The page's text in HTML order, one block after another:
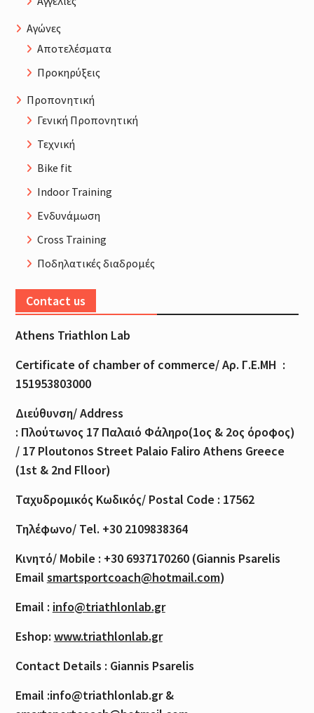
Αγώνες
Αποτελέσματα
Προκηρύξεις
Προπονητική
Γενική Προπονητική
Τεχνική
Bike fit
Indoor Training
Ενδυνάμωση
Cross Training
Ποδηλατικές διαδρομές
Contact us
Athens Triathlon Lab
Certificate of chamberof commerce/Αρ. Γ.Ε.ΜΗ :
151953803000
Διεύθυνση/ Address
: Πλούτωνος 17 Παλαιό Φάληρο(1ος & 2ος όροφος)
/ 17 Ploutonos Street Palaio Faliro Athens Greece
(1st & 2nd Flloor)
Ταχυδρομικός Κωδικός/ Postal Code : 17562
Τηλέφωνο/ Tel. +30 2109838364
Κινητό/ Mobile : +30 6937170260 (Giannis Psarelis
Email smartsportcoach@hotmail.com)
Email : info@triathlonlab.gr
Eshop: www.triathlonlab.gr
Contact Details : Giannis Psarelis
Email :info@triathlonlab.gr &